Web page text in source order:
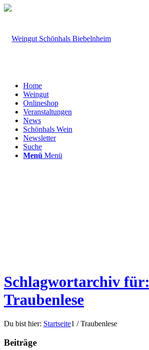
Home
Weingut
Onlineshop
Veranstaltungen
News
Schönhals Wein
Newsletter
Suche
Menü Menü
Schlagwortarchiv für:
Traubenlese
Du bist hier: Startseite1 / Traubenlese
Beiträge